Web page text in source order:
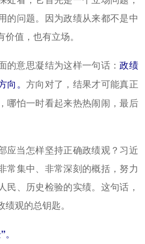
的问题。因为政绩从来都不是中
值，也有立场。
意思凝结为这样一句话：政绩
。 方向对了，结果才可能真正
哪怕一时看起来热热闹闹，最后
当怎样坚持正确政绩观？习近
常集中、非常深刻的概括，努力
民、历史检验的实绩。这句话，
观的总钥匙。